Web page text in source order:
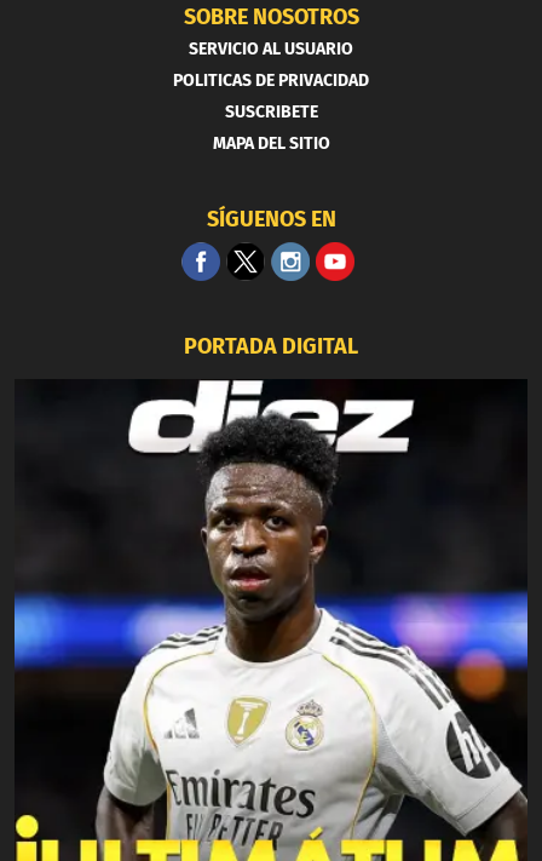
SOBRE NOSOTROS
SERVICIO AL USUARIO
POLITICAS DE PRIVACIDAD
SUSCRIBETE
MAPA DEL SITIO
SÍGUENOS EN
PORTADA DIGITAL